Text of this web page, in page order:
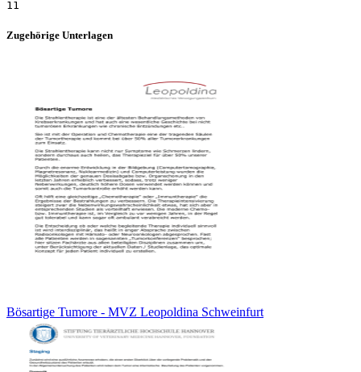
Zugehörige Unterlagen
Bösartige Tumore - MVZ Leopoldina Schweinfurt